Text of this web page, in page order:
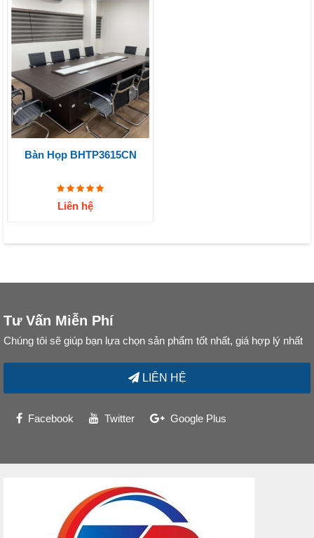
Bàn Họp BHTP3615CN
Liên hệ
Tư Vấn Miễn Phí
Chúng tôi sẽ giúp bạn lựa chọn sản phẩm tốt nhất, giá hợp lý nhất
LIÊN HỆ
Facebook Twitter Google Plus